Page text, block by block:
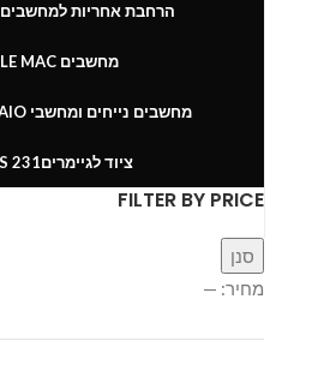
הרחבת אחריות למחשבים
מחשבים APPLE MAC
מחשבים נייחים ומחשבי AIO
ציוד לגיימרים231 PRODUCTS
FILTER BY PRICE
סנן
מחיר: —